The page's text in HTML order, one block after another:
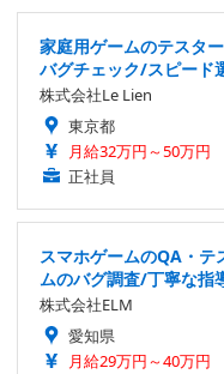
家庭用ゲームのテスタ
バグチェック/スピード
株式会社Le Lien
東京都
月給32万円～50万円
正社員
スマホゲームのQA・
ムのバグ調査/丁寧な指
株式会社ELM
愛知県
月給29万円～40万円